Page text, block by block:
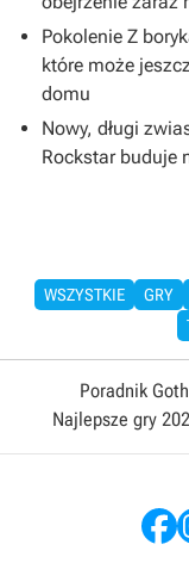
Pokolenie Z
które może
domu
Nowy, długi
Rockstar buduje
WSZYSTKIE GRY
Poradnik
Najlepsze gry